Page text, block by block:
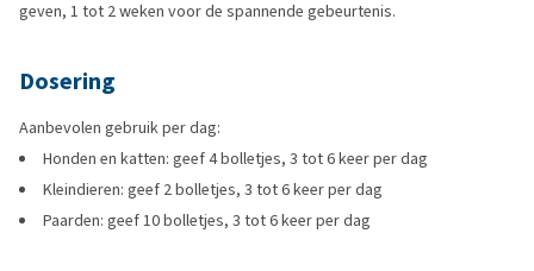
geven, 1 tot 2 weken voor de spannende gebeurtenis.
Dosering
Aanbevolen gebruik per dag:
Honden en katten: geef 4 bolletjes, 3 tot 6 keer per dag
Kleindieren: geef 2 bolletjes, 3 tot 6 keer per dag
Paarden: geef 10 bolletjes, 3 tot 6 keer per dag